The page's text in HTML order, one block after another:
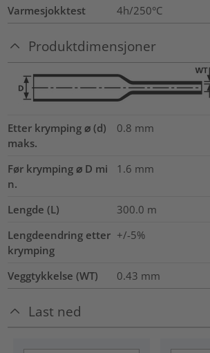
Varmesjokktest
4h/250°C
Produktdimensjoner
Etter krymping ⌀ (d)
maks.
0.8 mm
Før krymping ⌀ D mi
n.
1.6 mm
Lengde (L) 300.0 m
Lengdeendring etter
krymping
+/-5%
Veggtykkelse (WT) 0.43 mm
Last ned